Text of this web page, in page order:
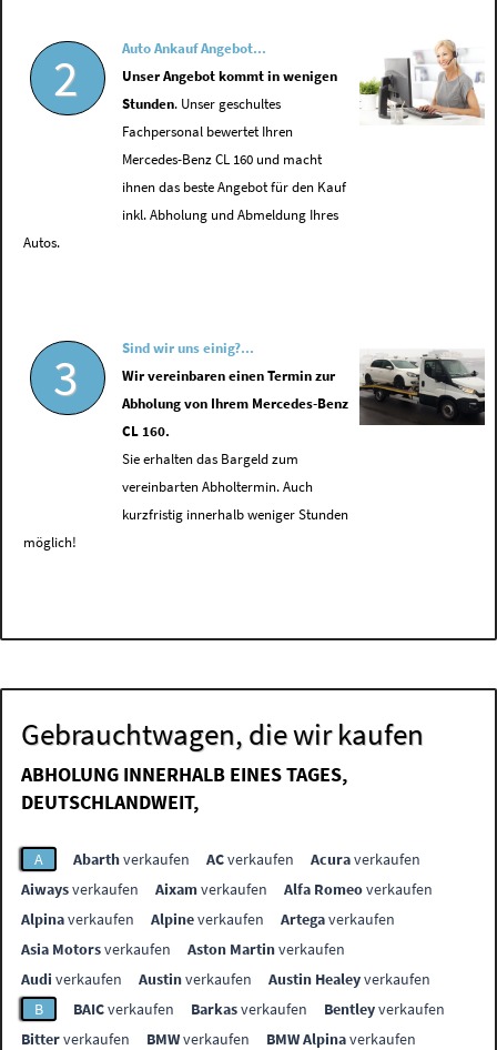
2
Auto Ankauf Angebot...
Unser Angebot kommt in wenigen
Stunden. Unser geschultes
Fachpersonal bewertet Ihren
Mercedes-Benz CL 160 und macht
ihnen das beste Angebot für den Kauf
inkl. Abholung und Abmeldung Ihres
Autos.
3
Sind wir uns einig?...
Wir vereinbaren einen Termin zur
Abholung von Ihrem Mercedes-Benz
CL 160.
Sie erhalten das Bargeld zum
vereinbarten Abholtermin. Auch
kurzfristig innerhalb weniger Stunden
möglich!
Gebrauchtwagen, die wir kaufen
ABHOLUNG INNERHALB EINES TAGES,
DEUTSCHLANDWEIT,
A Abarthverkaufen ACverkaufen Acuraverkaufen
Aiwaysverkaufen Aixamverkaufen Alfa Romeoverkaufen
Alpinaverkaufen Alpineverkaufen Artegaverkaufen
Asia Motorsverkaufen Aston Martinverkaufen
Audi verkaufen Austinverkaufen Austin Healeyverkaufen
B
BAICverkaufen Barkasverkaufen Bentleyverkaufen
Bitterverkaufen BMWverkaufen BMW Alpinaverkaufen